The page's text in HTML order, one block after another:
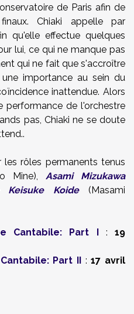
de Paris afin de
Chiaki appelle par
qu'elle effectue quelques
lui, ce qui ne manque pas
qui ne fait que s'accroître
importance au sein du
inattendue. Alors
performance de l'orchestre
pas, Chiaki ne se doute
rôles permanents tenus
Mine), Asami Mizukawa
Keisuke Koide(Masami
Cantabile: Part I : 19
Part II :17 avril